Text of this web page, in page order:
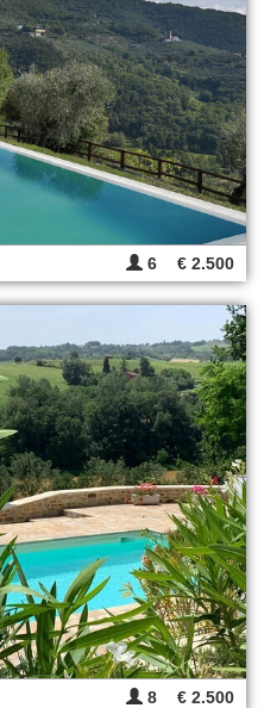
6 € 2.500
8 € 2.500